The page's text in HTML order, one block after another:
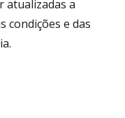
atualizadas a
condições e das